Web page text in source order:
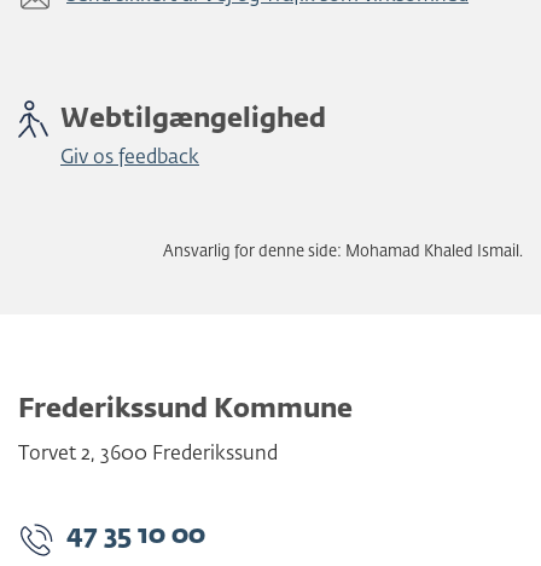
Webtilgængelighed
Giv os feedback
Ansvarlig for denne side: Mohamad Khaled Ismail.
Frederikssund Kommune
Torvet 2, 3600 Frederikssund
47 35 10 00